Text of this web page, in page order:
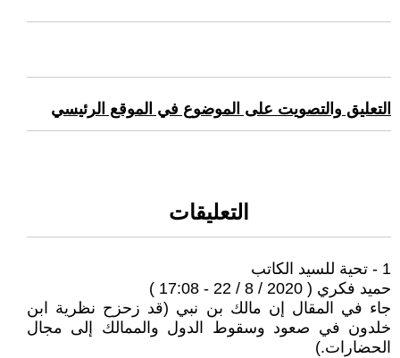
التعليق والتصويت على الموضوع في الموقع الرئيسي
التعليقات
1 - تحية للسيد الكاتب
حميد فكري ( 2020 / 8 / 22 - 17:08 )
جاء في المقال إن مالك بن نبي (قد زحزح نظرية ابن
خلدون في صعود وسقوط الدول والممالك إلى مجال
الحضارات.)